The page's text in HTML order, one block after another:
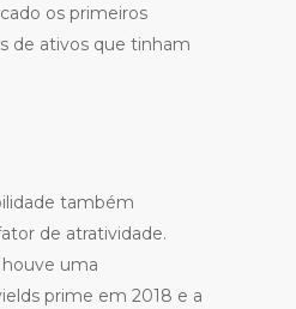
os primeiros
de ativos que tinham
também
de atratividade.
uma
prime em 2018 e a